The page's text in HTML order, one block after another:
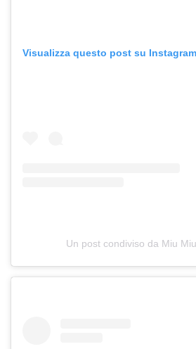
Visualizza questo post su Instagram
Un post condiviso da Miu